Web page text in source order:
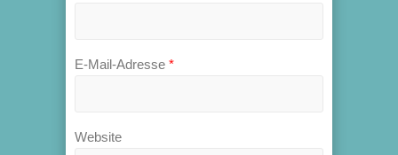
E-Mail-Adresse *
Website